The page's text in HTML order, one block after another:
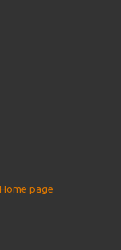
Home page